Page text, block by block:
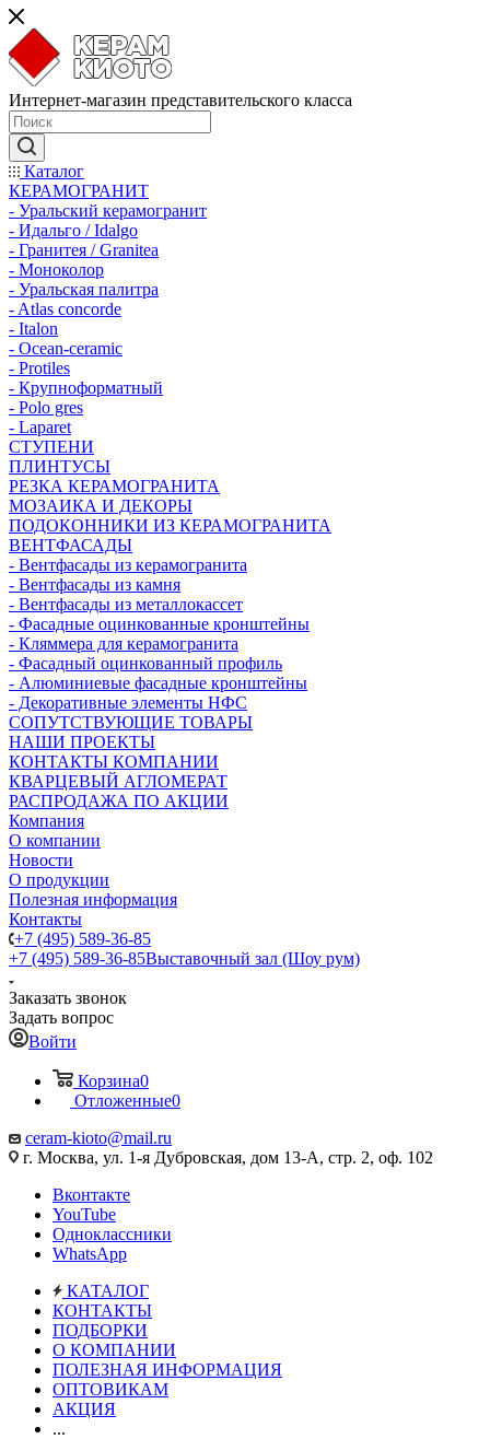
Интернет-магазин представительского класса
Каталог
КЕРАМОГРАНИТ
- Уральский керамогранит
- Идальго / Idalgo
- Гранитея / Granitea
- Моноколор
- Уральская палитра
- Atlas concorde
- Italon
- Ocean-ceramic
- Protiles
- Крупноформатный
- Polo gres
- Laparet
СТУПЕНИ
ПЛИНТУСЫ
РЕЗКА КЕРАМОГРАНИТА
МОЗАИКА И ДЕКОРЫ
ПОДОКОННИКИ ИЗ КЕРАМОГРАНИТА
ВЕНТФАСАДЫ
- Вентфасады из керамогранита
- Вентфасады из камня
- Вентфасады из металлокассет
- Фасадные оцинкованные кронштейны
- Кляммера для керамогранита
- Фасадный оцинкованный профиль
- Алюминиевые фасадные кронштейны
- Декоративные элементы НФС
СОПУТСТВУЮЩИЕ ТОВАРЫ
НАШИ ПРОЕКТЫ
КОНТАКТЫ КОМПАНИИ
КВАРЦЕВЫЙ АГЛОМЕРАТ
РАСПРОДАЖА ПО АКЦИИ
Компания
О компании
Новости
О продукции
Полезная информация
Контакты
+7 (495) 589-36-85
+7 (495) 589-36-85Выставочный зал (Шоу рум)
Заказать звонок
Задать вопрос
Войти
Корзина0
Отложенные0
ceram-kioto@mail.ru
г. Москва, ул. 1-я Дубровская, дом 13-А, стр. 2, оф. 102
Вконтакте
YouTube
Одноклассники
WhatsApp
КАТАЛОГ
КОНТАКТЫ
ПОДБОРКИ
О КОМПАНИИ
ПОЛЕЗНАЯ ИНФОРМАЦИЯ
ОПТОВИКАМ
АКЦИЯ
...